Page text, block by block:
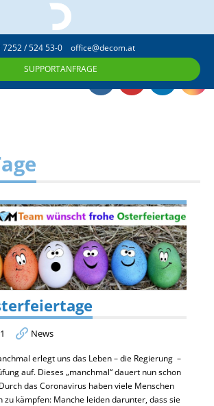
7252 / 524 53-0 office@decom.at
SUPPORTANFRAGE
News
erlegt uns das Leben – die Regierung –
auf. Dieses „manchmal“ dauert nun schon
das Coronavirus haben viele Menschen
zu kämpfen: Manche leiden darunter, dass sie